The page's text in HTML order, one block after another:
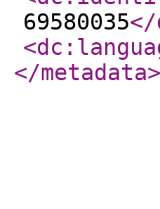
69580035
</metadata>